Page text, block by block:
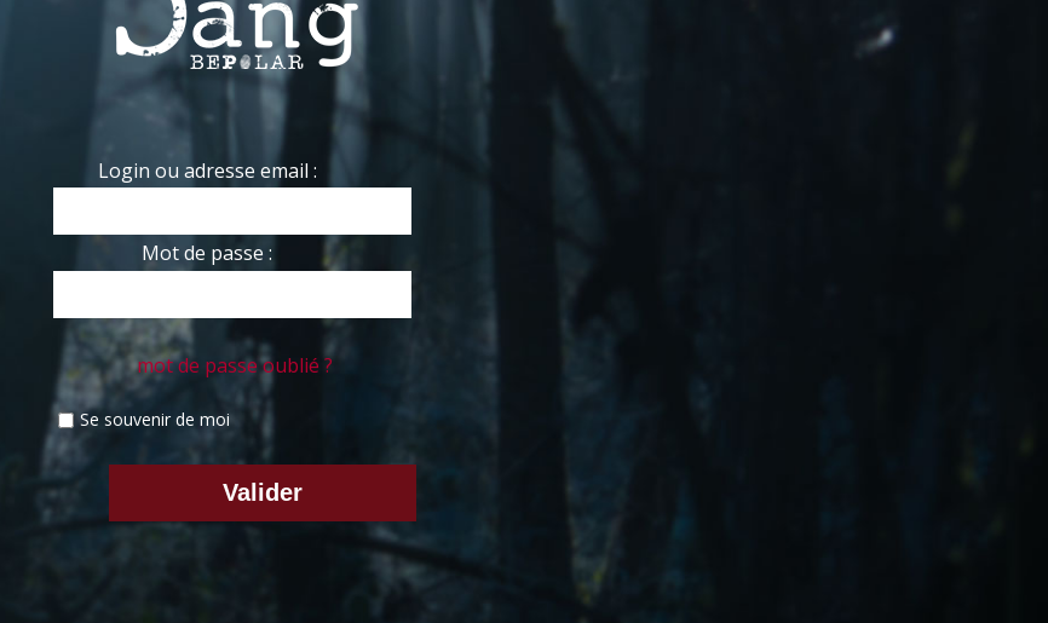
Login ou adresse email :
Mot de passe :
mot de passe oublié ?
Se souvenir de moi